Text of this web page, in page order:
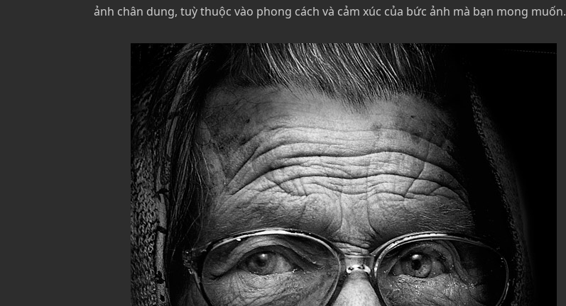
ảnh chân dung, tuỳ thuộc vào phong cách và cảm xúc của bức ảnh mà bạn mong muốn.